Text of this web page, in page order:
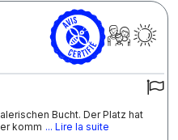
Bucht. Der Platz hat
komm ... Lire la suite